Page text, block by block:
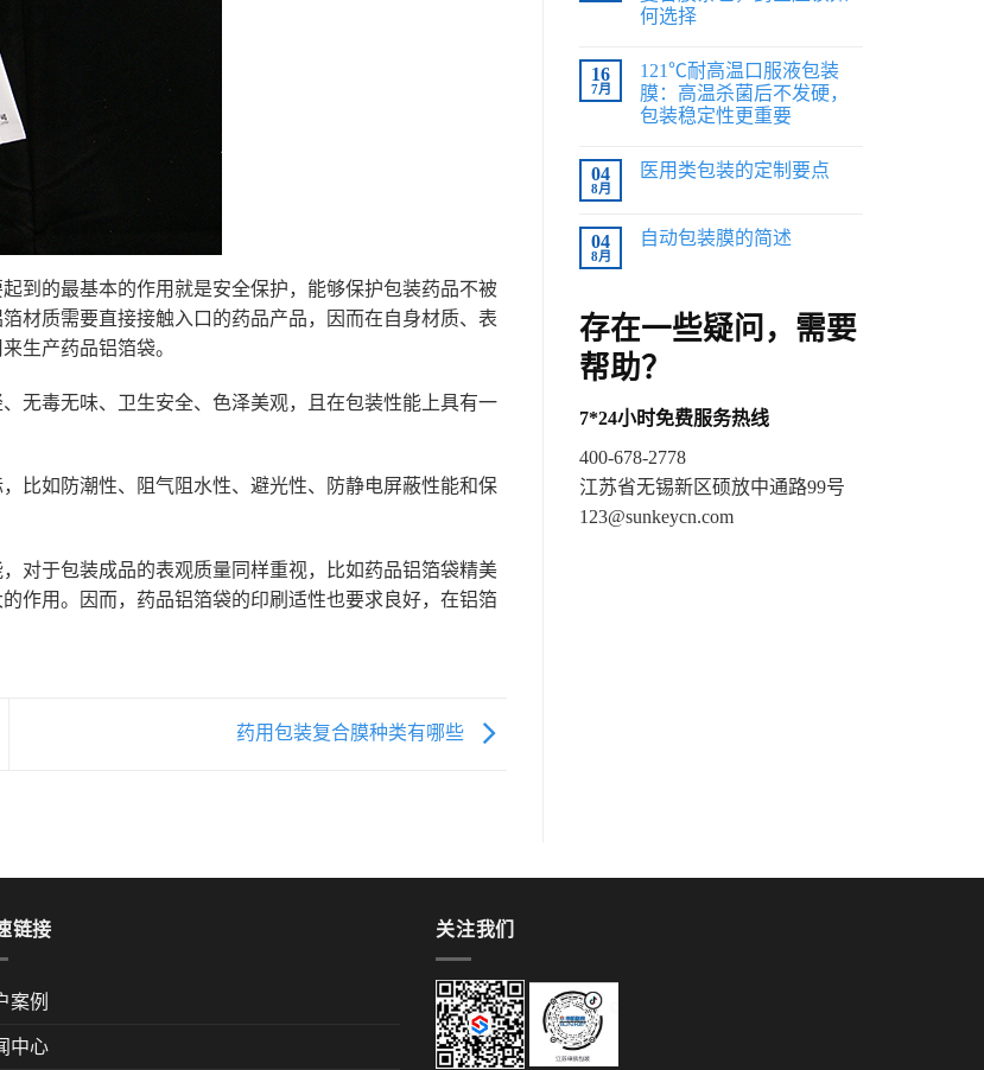
到的最基本的作用就是安全保护，能够保护包装药品不被
材质需要直接接触入口的药品产品，因而在自身材质、表
生产药品铝箔袋。
无毒无味、卫生安全、色泽美观，且在包装性能上具有一
比如防潮性、阻气阻水性、避光性、防静电屏蔽性能和保
对于包装成品的表观质量同样重视，比如药品铝箔袋精美
作用。因而，药品铝箔袋的印刷适性也要求良好，在铝箔
药用包装复合膜种类有哪些
何选择
16
7月
121℃耐高温口服液包装
膜：高温杀菌后不发硬，
包装稳定性更重要
04
8月
医用类包装的定制要点
04
8月
自动包装膜的简述
存在一些疑问，需要
帮助？
7*24小时免费服务热线
400-678-2778
江苏省无锡新区硕放中通路99号
123@sunkeycn.com
链接
案例
中心
关注我们